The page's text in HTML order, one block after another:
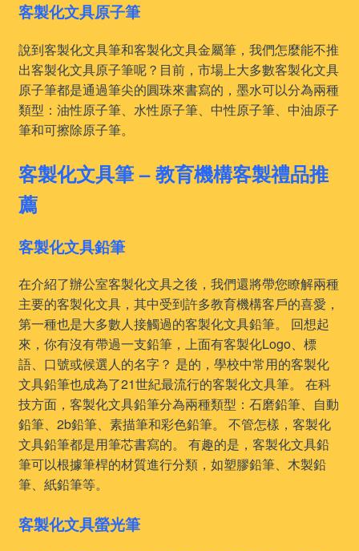
客製化文具原子筆
說到客製化文具筆和客製化文具金屬筆，我們怎麼能不推
出客製化文具原子筆呢？目前，市場上大多數客製化文具
原子筆都是通過筆尖的圓珠來書寫的，墨水可以分為兩種
類型：油性原子筆、水性原子筆、中性原子筆、中油原子
筆和可擦除原子筆。
客製化文具筆 – 教育機構客製禮品推
薦
客製化文具鉛筆
在介紹了辦公室客製化文具之後，我們還將帶您瞭解兩種
主要的客製化文具，其中受到許多教育機構客戶的喜愛，
第一種也是大多數人接觸過的客製化文具鉛筆。 回想起
來，你有沒有帶過一支鉛筆，上面有客製化Logo、標
語、口號或候選人的名字？ 是的，學校中常用的客製化
文具鉛筆也成為了21世紀最流行的客製化文具筆。 在科
技方面，客製化文具鉛筆分為兩種類型：石磨鉛筆、自動
鉛筆、2b鉛筆、素描筆和彩色鉛筆。 不管怎樣，客製化
文具鉛筆都是用筆芯書寫的。 有趣的是，客製化文具鉛
筆可以根據筆桿的材質進行分類，如塑膠鉛筆、木製鉛
筆、紙鉛筆等。
客製化文具螢光筆